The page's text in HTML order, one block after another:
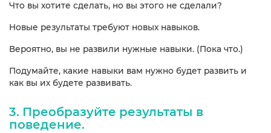
Что вы хотите сделать, но вы этого не сделали?
Новые результаты требуют новых навыков.
Вероятно, вы не развили нужные навыки. (Пока что.)
Подумайте, какие навыки вам нужно будет развить и
как вы их будете развивать.
3. Преобразуйте результаты в
поведение.